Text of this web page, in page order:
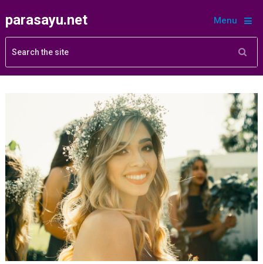
parasayu.net Menu